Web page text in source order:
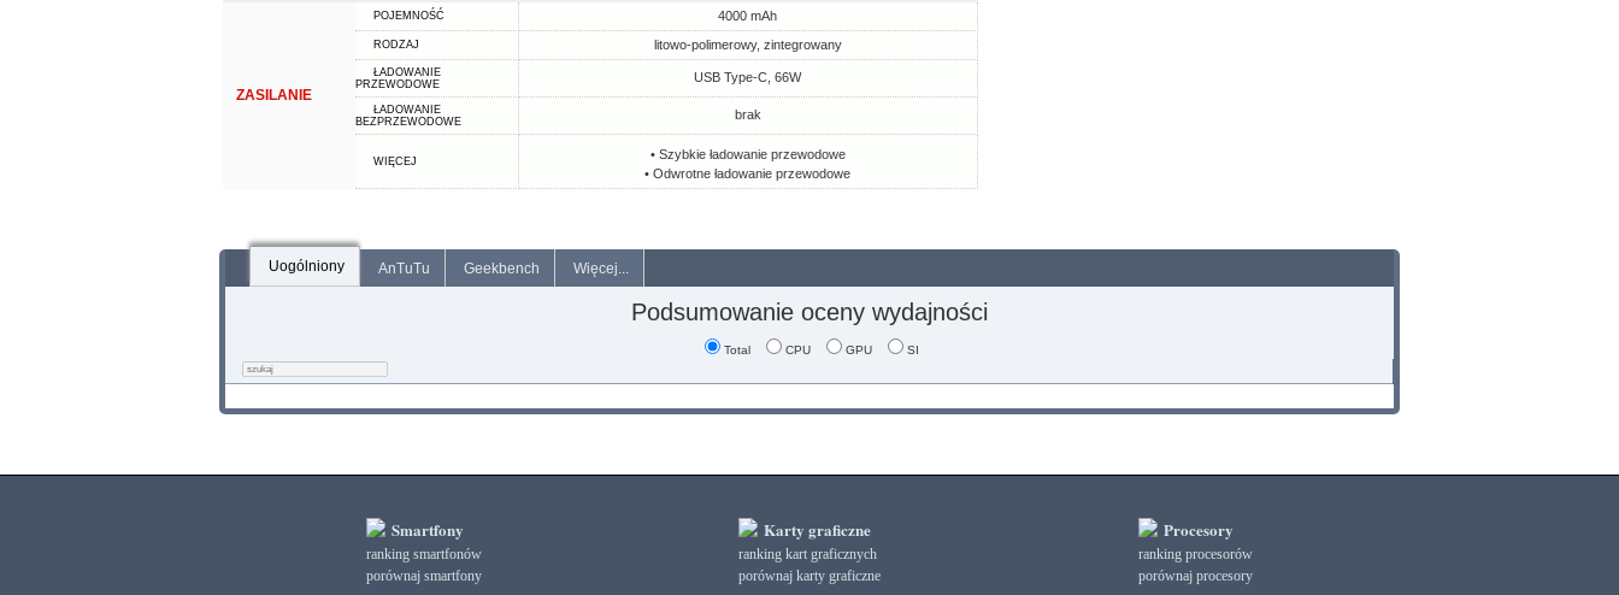
ZASILANIE
POJEMNOŚĆ 4000 mAh
RODZAJ litowo-polimerowy, zintegrowany
ŁADOWANIE
PRZEWODOWE
USB Type-C, 66W
ŁADOWANIE
BEZPRZEWODOWE
brak
WIĘCEJ
• Szybkie ładowanie przewodowe
• Odwrotne ładowanie przewodowe
Uogólniony AnTuTu Geekbench Więcej...
Podsumowanie oceny wydajności
Total CPU GPU SI
Smartfony
ranking smartfonów
porównaj smartfony
Karty graficzne
ranking kart graficznych
porównaj karty graficzne
Procesory
ranking procesorów
porównaj procesory